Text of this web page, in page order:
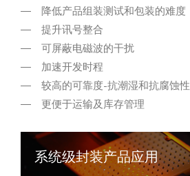
降低产品组装测试和包装的难度
提升讯号整合
可屏蔽电磁波的干扰
加速开发时程
较高的可靠度-抗潮湿和抗腐蚀性
更便于运输及库存管理
系统级封装产品应用